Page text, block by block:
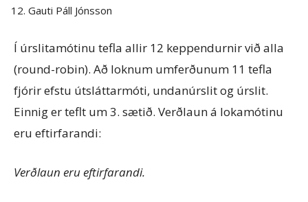
Gauti Páll Jónsson
Í úrslitamótinu tefla allir 12 keppendurnir við alla
(round-robin). Að loknum umferðunum 11 tefla
fjórir efstu útsláttarmóti, undanúrslit og úrslit.
Einnig er teflt um 3. sætið. Verðlaun á lokamótinu
eru eftirfarandi:
Verðlaun eru eftirfarandi.